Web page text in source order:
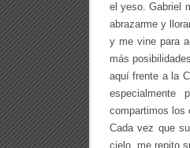
el yeso. Gabriel
abrazarme y
y me vine para
más
aquí frente a la
compartimos los
Cada vez que
cielo, me repito